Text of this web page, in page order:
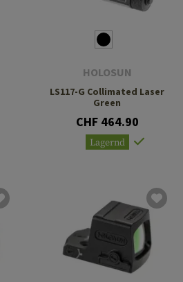
HOLOSUN
LS117-G Collimated Laser
Green
CHF 464.90
Lagernd